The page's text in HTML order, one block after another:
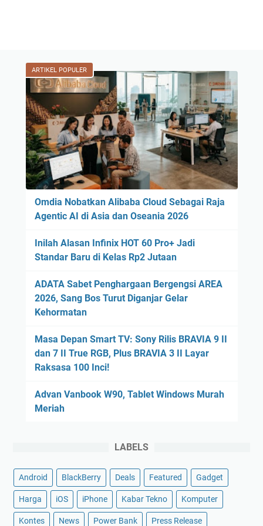
ARTIKEL POPULER
Omdia Nobatkan Alibaba Cloud Sebagai Raja
Agentic AI di Asia dan Oseania 2026
Inilah Alasan Infinix HOT 60 Pro+ Jadi
Standar Baru di Kelas Rp2 Jutaan
ADATA Sabet Penghargaan Bergengsi AREA
2026, Sang Bos Turut Diganjar Gelar
Kehormatan
Masa Depan Smart TV: Sony Rilis BRAVIA 9 II
dan 7 II True RGB, Plus BRAVIA 3 II Layar
Raksasa 100 Inci!
Advan Vanbook W90, Tablet Windows Murah
Meriah
LABELS
Android BlackBerry Deals Featured Gadget
Harga iOS iPhone Kabar Tekno Komputer
Kontes News Power Bank Press Release